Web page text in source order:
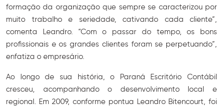
formação da organização que sempre se caracterizou por
muito trabalho e seriedade, cativando cada cliente”,
comenta Leandro. “Com o passar do tempo, os bons
profissionais e os grandes clientes foram se perpetuando”,
enfatiza o empresário.
Ao longo de sua história, o Paraná Escritório Contábil
cresceu, acompanhando o desenvolvimento local e
regional. Em 2009, conforme pontua Leandro Bitencourt, foi